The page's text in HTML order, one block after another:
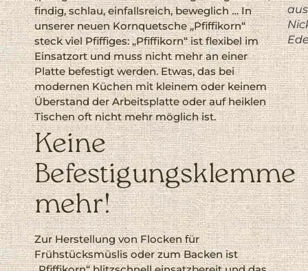
findig, schlau, einfallsreich, beweglich … In
unserer neuen Kornquetsche „Pfiffikorn“
steck viel Pfiffiges: „Pfiffikorn“ ist flexibel im
Einsatzort und muss nicht mehr an einer
Platte befestigt werden. Etwas, das bei
modernen Küchen mit kleinem oder keinem
Überstand der Arbeitsplatte oder auf heiklen
Tischen oft nicht mehr möglich ist.
Keine
Befestigungsklemme
mehr!
Zur Herstellung von Flocken für
Frühstücksmüslis oder zum Backen ist
aus